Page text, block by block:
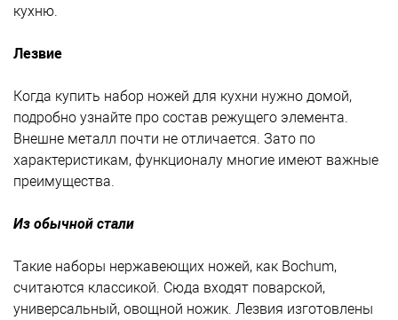
кухню.
Лезвие
Когда купить набор ножей для кухни нужно домой,
подробно узнайте про состав режущего элемента.
Внешне металл почти не отличается. Зато по
характеристикам, функционалу многие имеют важные
преимущества.
Из обычной стали
Такие наборы нержавеющих ножей, как Bochum,
считаются классикой. Сюда входят поварской,
универсальный, овощной ножик. Лезвия изготовлены